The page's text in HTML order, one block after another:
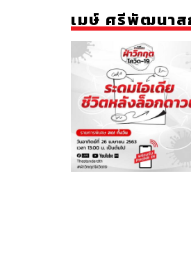
เมษ์ ศรีพัฒนาส